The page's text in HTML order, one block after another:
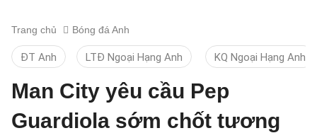
Trang chủ Bóng đá Anh
ĐT Anh LTĐ Ngoại Hạng Anh KQ Ngoại Hạng Anh
Man City yêu cầu Pep
Guardiola sớm chốt tương